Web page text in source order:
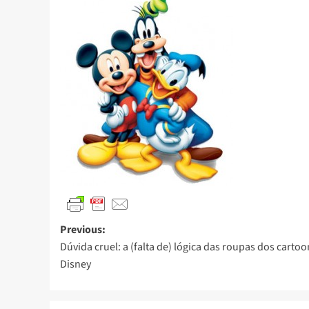
Previous:
Dúvida cruel: a (falta de) lógica das roupas dos
Disney